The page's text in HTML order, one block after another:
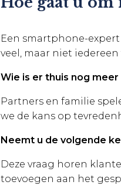
Een smartphone-
veel, maar niet
Wie is er thuis nog
Partners en familie
we de kans op
Neemt u de volgende
Deze vraag horen
toevoegen aan het